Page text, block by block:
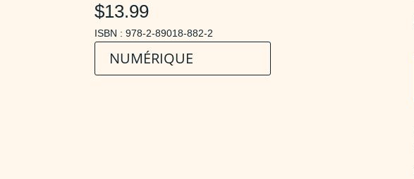
$13.99
ISBN : 978-2-89018-882-2
NUMÉRIQUE